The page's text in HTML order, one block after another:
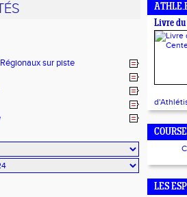
sur piste
Livre
LES